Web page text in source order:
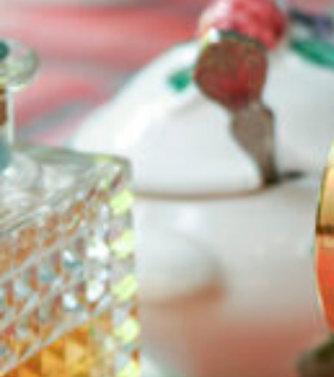
おすすめの展覧会
おすすめの映画
誠光社で選びました。
おすすめの本
紹介します。
おすすめのイベント